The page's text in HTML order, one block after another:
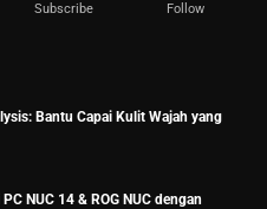
Subscribe Follow
Bantu Capai Kulit Wajah yang
NUC 14 & ROG NUC dengan